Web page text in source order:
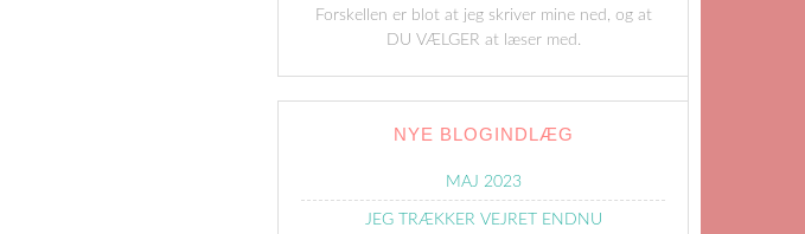
Forskellen er blot at jeg skriver mine ned, og at
DU VÆLGER at læser med.
NYE BLOGINDLÆG
MAJ 2023
JEG TRÆKKER VEJRET ENDNU